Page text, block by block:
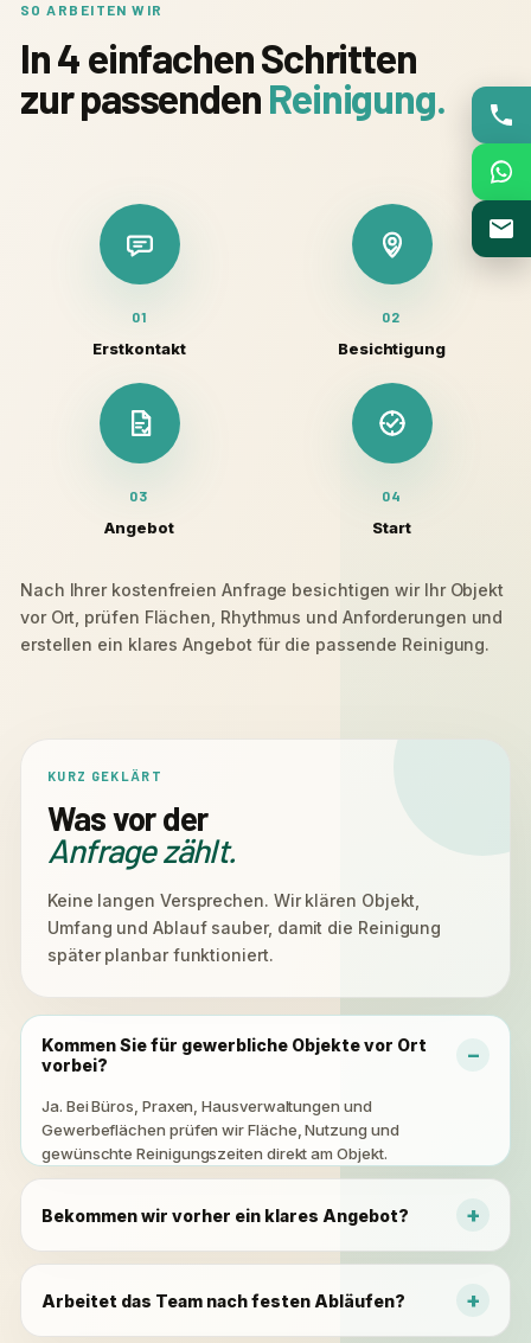
SO ARBEITEN WIR
In 4 einfachen Schritten
zur passendenReinigung.
01
Erstkontakt
02
Besichtigung
03
Angebot
04
Start
Nach Ihrer kostenfreien Anfrage besichtigen wir Ihr Objekt
vor Ort, prüfen Flächen, Rhythmus und Anforderungen und
erstellen ein klares Angebot für die passende Reinigung.
KURZ GEKLÄRT
Was vor der
Anfrage zählt.
Keine langen Versprechen. Wir klären Objekt,
Umfang und Ablauf sauber, damit die Reinigung
später planbar funktioniert.
Kommen Sie für gewerbliche Objekte vor Ort
vorbei?
Ja. Bei Büros, Praxen, Hausverwaltungen und
Gewerbeflächen prüfen wir Fläche, Nutzung und
gewünschte Reinigungszeiten direkt am Objekt.
Bekommen wir vorher ein klares Angebot?
Arbeitet das Team nach festen Abläufen?